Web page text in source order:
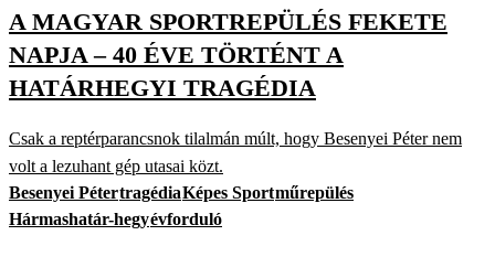
A MAGYAR SPORTREPÜLÉS FEKETE
NAPJA – 40 ÉVE TÖRTÉNT A
HATÁRHEGYI TRAGÉDIA
Csak a reptérparancsnok tilalmán múlt, hogy Besenyei Péter nem
volt a lezuhant gép utasai közt.
Besenyei PétertragédiaKépes Sportműrepülés
Hármashatár-hegyévforduló